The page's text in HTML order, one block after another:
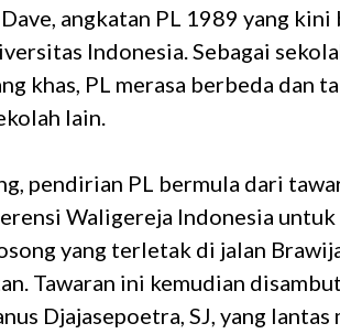
angkatan PL 1989 yang
Indonesia. Sebagai
khas, PL merasa berbeda dan
lain.
pendirian PL bermula dari
Waligereja Indonesia
yang terletak di jalan
Tawaran ini kemudian
Djajasepoetra, SJ, yang lantas